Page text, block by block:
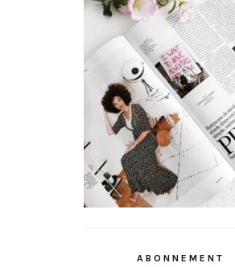
ABONNEMENT